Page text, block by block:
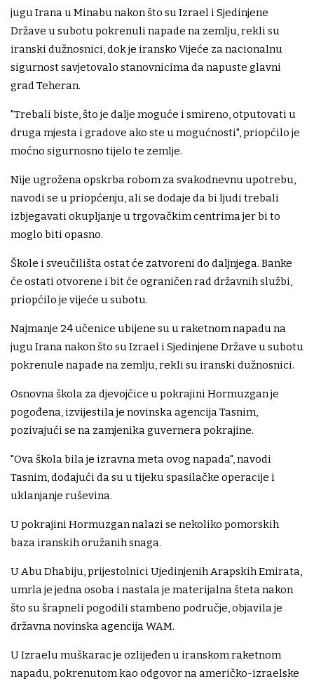
jugu Irana u Minabu nakon što su Izrael i Sjedinjene
Države u subotu pokrenuli napade na zemlju, rekli su
iranski dužnosnici, dok je iransko Vijeće za nacionalnu
sigurnost savjetovalo stanovnicima da napuste glavni
grad Teheran.
"Trebali biste, što je dalje moguće i smireno, otputovati u
druga mjesta i gradove ako ste u mogućnosti", priopćilo je
moćno sigurnosno tijelo te zemlje.
Nije ugrožena opskrba robom za svakodnevnu upotrebu,
navodi se u priopćenju, ali se dodaje da bi ljudi trebali
izbjegavati okupljanje u trgovačkim centrima jer bi to
moglo biti opasno.
Škole i sveučilišta ostat će zatvoreni do daljnjega. Banke
će ostati otvorene i bit će ograničen rad državnih službi,
priopćilo je vijeće u subotu.
Najmanje 24 učenice ubijene su u raketnom napadu na
jugu Irana nakon što su Izrael i Sjedinjene Države u subotu
pokrenule napade na zemlju, rekli su iranski dužnosnici.
Osnovna škola za djevojčice u pokrajini Hormuzgan je
pogođena, izvijestila je novinska agencija Tasnim,
pozivajući se na zamjenika guvernera pokrajine.
"Ova škola bila je izravna meta ovog napada", navodi
Tasnim, dodajući da su u tijeku spasilačke operacije i
uklanjanje ruševina.
U pokrajini Hormuzgan nalazi se nekoliko pomorskih
baza iranskih oružanih snaga.
U Abu Dhabiju, prijestolnici Ujedinjenih Arapskih Emirata,
umrla je jedna osoba i nastala je materijalna šteta nakon
što su šrapneli pogodili stambeno područje, objavila je
državna novinska agencija WAM.
U Izraelu muškarac je ozlijeđen u iranskom raketnom
napadu, pokrenutom kao odgovor na američko-izraelske